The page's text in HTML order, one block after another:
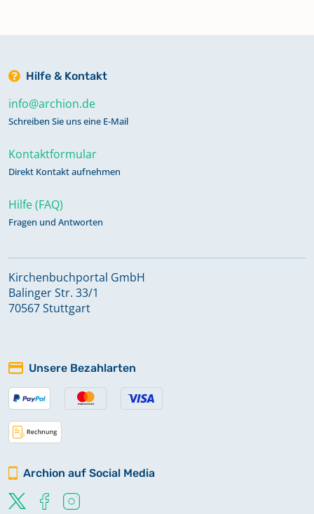
Hilfe & Kontakt
info@archion.de
Schreiben Sie uns eine E-Mail
Kontaktformular
Direkt Kontakt aufnehmen
Hilfe (FAQ)
Fragen und Antworten
Kirchenbuchportal GmbH
Balinger Str. 33/1
70567 Stuttgart
Unsere Bezahlarten
Archion auf Social Media